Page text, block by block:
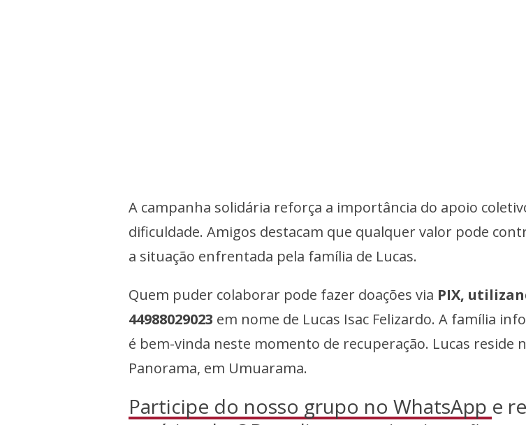
A campanha solidária reforça a importância do apoio
dificuldade. Amigos destacam que qualquer valor pode
a situação enfrentada pela família de Lucas.
Quem puder colaborar pode fazer doações via PIX,
44988029023 em nome de Lucas Isac Felizardo. A família
é bem-vinda neste momento de recuperação. Lucas reside
Panorama, em Umuarama.
Participe do nosso grupo no WhatsApp e